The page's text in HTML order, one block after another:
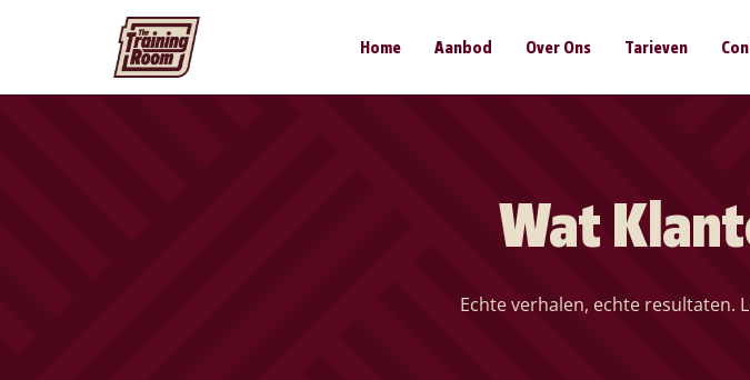
Home Aanbod Over Ons Tarieven
Wat
Echte verhalen, echte resultaten.